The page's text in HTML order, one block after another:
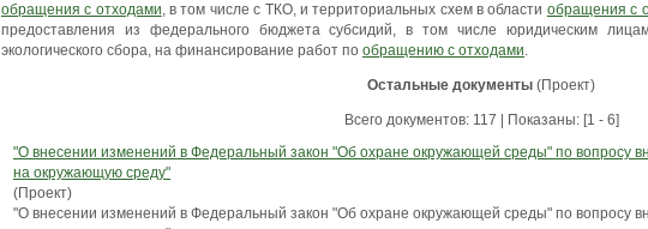
обращения с отходами, в том числе с ТКО, и территориальных схем в области обращения с
предоставления из федерального бюджета субсидий, ‎в том числе юридическим
экологического сбора, на финансирование работ по обращению с отходами.
Остальные документы (Проект)
Всего документов: 117 | Показаны: [1 - 6]
"О внесении изменений в Федеральный закон "Об охране окружающей среды" по вопросу
на окружающую среду"
(Проект)
"О внесении изменений в Федеральный закон "Об охране окружающей среды" по вопросу